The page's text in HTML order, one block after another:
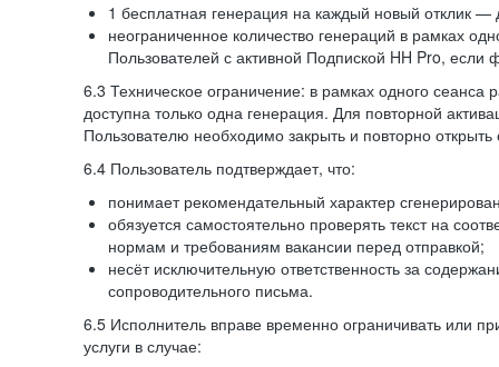
1 бесплатная генерация на каждый новый отклик —
неограниченное количество генераций в рамках
Пользователей с активной Подпиской HH Pro,
6.3 Техническое ограничение: в рамках одного сеанса
доступна только одна генерация. Для повторной
Пользователю необходимо закрыть и повторно открыть
6.4 Пользователь подтверждает, что:
понимает рекомендательный характер
обязуется самостоятельно проверять текст на
нормам и требованиям вакансии перед отправкой;
несёт исключительную ответственность за
сопроводительного письма.
6.5 Исполнитель вправе временно ограничивать или
услуги в случае: